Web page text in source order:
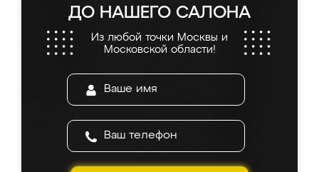
ДО НАШЕГО САЛОНА
Из любой точки Москвы и
Московской области!